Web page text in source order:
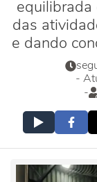
equilibrada
das
e dando
-
-